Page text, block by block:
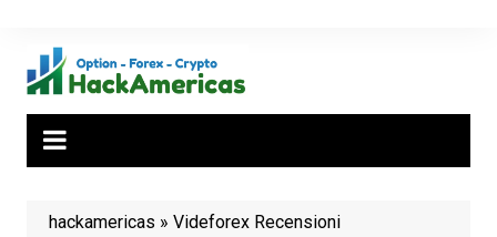
contenuto
hackamericas » Videforex Recensioni